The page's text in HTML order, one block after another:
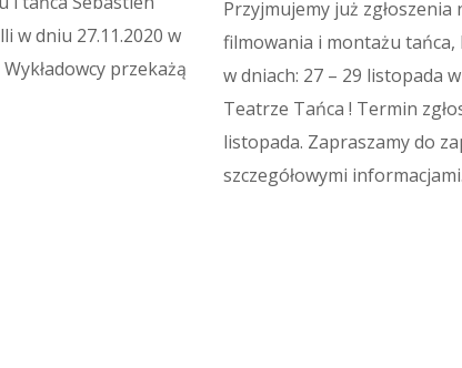
w dniu 27.11.2020 w
przekażą
Przyjmujemy już zgłoszenia
filmowania i montażu
w dniach: 27 – 29 listopada
Teatrze Tańca ! Termin
listopada. Zapraszamy do
szczegółowymi